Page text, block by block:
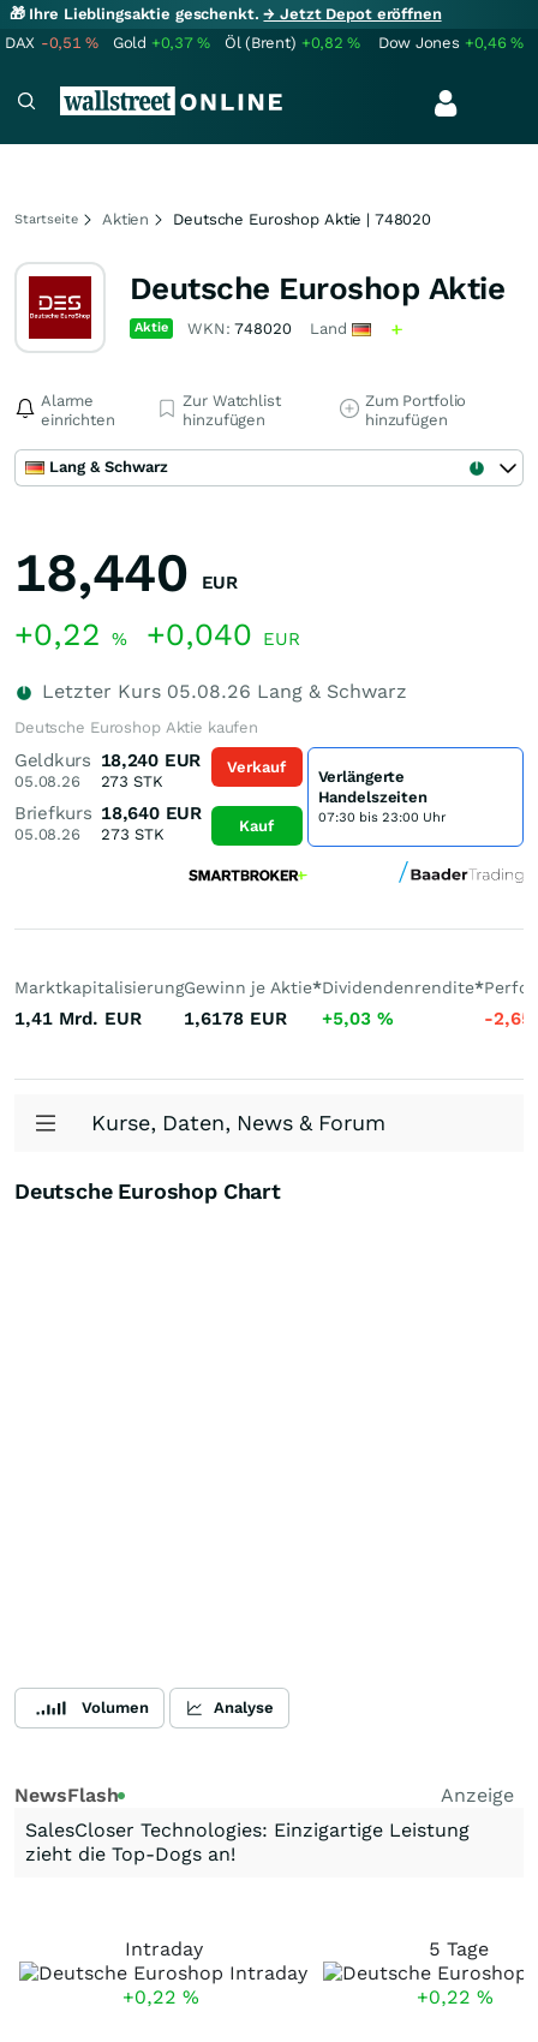
🎁 Ihre Lieblingsaktie geschenkt.→ Jetzt Depot eröffnen
DAX -0,51% Gold +0,37% Öl (Brent) +0,82% Dow Jones +0,46%
Startseite Aktien Deutsche Euroshop Aktie | 748020
Deutsche Euroshop Aktie
Aktie WKN:748020 Land
Alarme
einrichten
Zur Watchlist
hinzufügen
Zum Portfolio
hinzufügen
Lang & Schwarz
18,440 EUR
+0,22 % +0,040 EUR
Letzter Kurs 05.08.26 Lang & Schwarz
Deutsche Euroshop Aktie kaufen
Geldkurs
05.08.26
18,240 EUR
273 STK
Briefkurs
05.08.26
18,640 EUR
273 STK
Verkauf
Kauf
Verlängerte
Handelszeiten
07:30 bis 23:00 Uhr
Marktkapitalisierung
1,41 Mrd. EUR
Gewinn je Aktie*
1,6178 EUR
Dividendenrendite*
+5,03 % -2,65
Kurse, Daten, News & Forum
Deutsche Euroshop Chart
Volumen Analyse
NewsFlash
Anzeige
SalesCloser Technologies: Einzigartige Leistung
zieht die Top-Dogs an!
Intraday
+0,22 %
5 Tage
+0,22 %